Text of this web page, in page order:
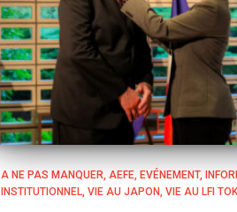
A NE PAS MANQUER AEFE EVÉNEMENT
INSTITUTIONNEL VIE AU JAPON VIE AU LFI